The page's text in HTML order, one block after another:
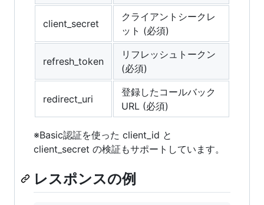
client_secret
クライアントシークレ
ット (必須)
refresh_token
リフレッシュトークン
(必須)
redirect_uri
登録したコールバック
URL (必須)
※Basic認証を使った client_id と
client_secret の検証もサポートしています。
レスポンスの例